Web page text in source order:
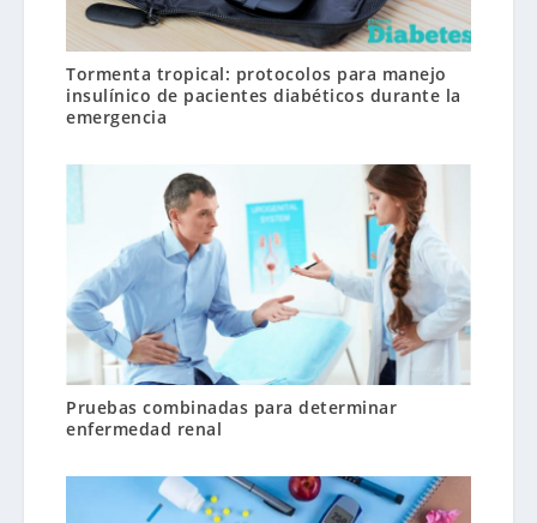
Tormenta tropical: protocolos para manejo
insulínico de pacientes diabéticos durante la
emergencia
Pruebas combinadas para determinar
enfermedad renal